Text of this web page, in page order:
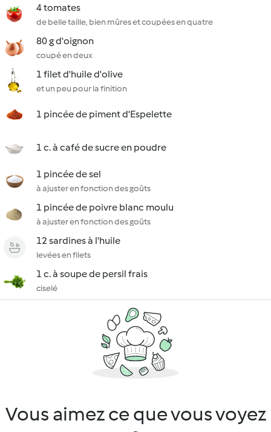
4 tomates
de belle taille, bien mûres et coupées en quatre
80 g d'oignon
coupé en deux
1 filet d'huile d'olive
et un peu pour la finition
1 pincée de piment d'Espelette
1 c. à café de sucre en poudre
1 pincée de sel
à ajuster en fonction des goûts
1 pincée de poivre blanc moulu
à ajuster en fonction des goûts
12 sardines à l'huile
levées en filets
1 c. à soupe de persil frais
ciselé
Vous aimez ce que vous voyez